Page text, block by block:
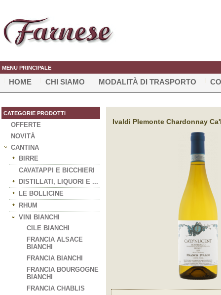
MENU PRINCIPALE
HOME CHI SIAMO MODALITÀ DI TRASPORTO
CATEGORIE PRODOTTI
OFFERTE
NOVITÀ
CANTINA
BIRRE
CAVATAPPI E BICCHIERI
DISTILLATI, LIQUORI E ...
LE BOLLICINE
RHUM
VINI BIANCHI
CILE BIANCHI
FRANCIA ALSACE
BIANCHI
FRANCIA BIANCHI
FRANCIA BOURGOGNE
BIANCHI
FRANCIA CHABLIS
Ivaldi PIemonte Chardonnay